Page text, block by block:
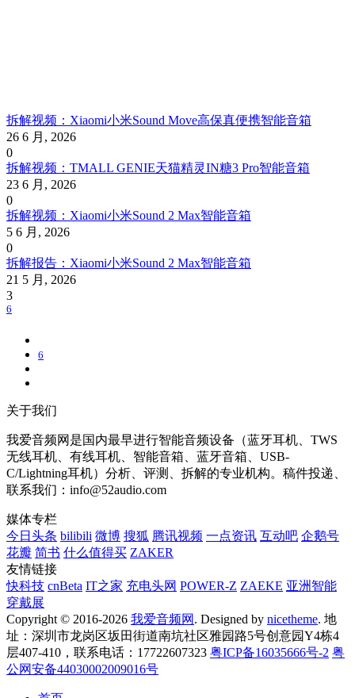
拆解视频：Xiaomi小米Sound Move高保真便携智能音箱
26 6 月, 2026
0
拆解视频：TMALL GENIE天猫精灵IN糖3 Pro智能音箱
23 6 月, 2026
0
拆解视频：Xiaomi小米Sound 2 Max智能音箱
5 6 月, 2026
0
拆解报告：Xiaomi小米Sound 2 Max智能音箱
21 5 月, 2026
3
6
6
关于我们
我爱音频网是国内最早进行智能音频设备（蓝牙耳机、TWS
无线耳机、有线耳机、智能音箱、蓝牙音箱、USB-
C/Lightning耳机）分析、评测、拆解的专业机构。稿件投递、
联系我们：info@52audio.com
媒体专栏
今日头条 bilibili 微博 搜狐 腾讯视频 一点资讯 互动吧 企鹅号
花瓣 简书 什么值得买 ZAKER
友情链接
快科技 cnBeta IT之家 充电头网 POWER-Z ZAEKE 亚洲智能
穿戴展
Copyright © 2016-2026 我爱音频网 . Designed by nicetheme. 地
址：深圳市龙岗区坂田街道南坑社区雅园路5号创意园Y4栋4
层407-410，联系电话：17722607323 粤ICP备16035666号-2 粤
公网安备44030002009016号